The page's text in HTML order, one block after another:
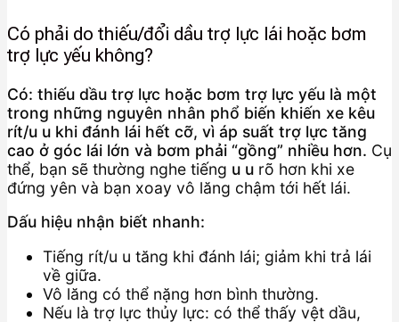
Có phải do thiếu/đổi dầu trợ lực lái hoặc bơm
trợ lực yếu không?
Có: thiếu dầu trợ lực hoặc bơm trợ lực yếu là một
trong những nguyên nhân phổ biến khiến xe kêu
rít/u u khi đánh lái hết cỡ, vì áp suất trợ lực tăng
cao ở góc lái lớn và bơm phải “gồng” nhiều hơn. Cụ
thể, bạn sẽ thường nghe tiếng u u rõ hơn khi xe
đứng yên và bạn xoay vô lăng chậm tới hết lái.
Dấu hiệu nhận biết nhanh:
Tiếng rít/u u tăng khi đánh lái; giảm khi trả lái
về giữa.
Vô lăng có thể nặng hơn bình thường.
Nếu là trợ lực thủy lực: có thể thấy vệt dầu,